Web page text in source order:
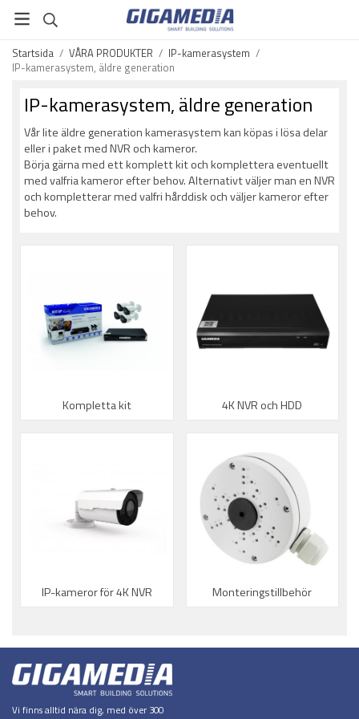
Startsida / VÅRA PRODUKTER / IP-kamerasystem /
IP-kamerasystem, äldre generation
IP-kamerasystem, äldre generation
Vår lite äldre generation kamerasystem kan köpas i lösa delar
eller i paket med NVR och kameror.
Börja gärna med ett komplett kit och komplettera eventuellt
med valfria kameror efter behov. Alternativt väljer man en NVR
och kompletterar med valfri hårddisk och väljer kameror efter
behov.
Kompletta kit 4K NVR och HDD
IP-kameror för 4K NVR Monteringstillbehör
Vi finns alltid nära dig, med över 300